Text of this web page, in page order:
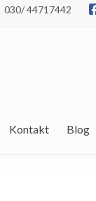
030/ 44717442
Kontakt Blog